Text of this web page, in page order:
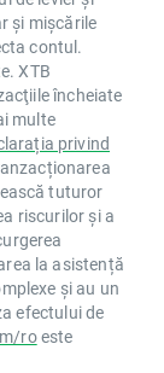
și mișcările
contul.
XTB
încheiate
multe
privind
tuturor
riscurilor și a
la asistență
și au un
efectului de
roeste